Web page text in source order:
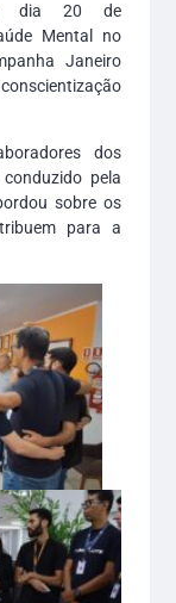
dia 20 de
Mental no
Janeiro
dos
pela
sobre os
para a